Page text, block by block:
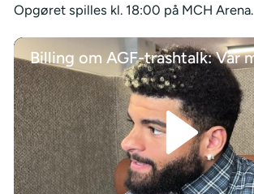
Opgøret spilles kl. 18:00 på MCH Arena.